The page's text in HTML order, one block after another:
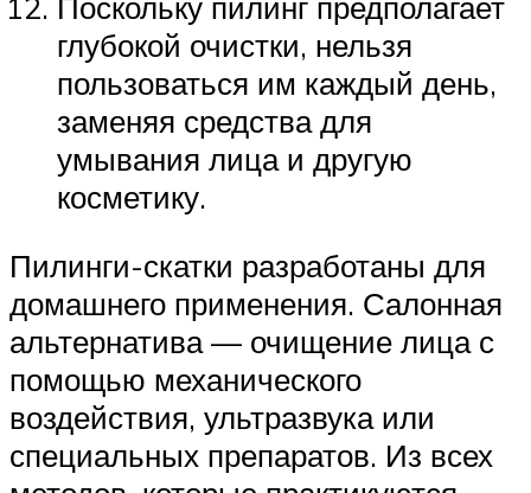
глубокой очистки, нельзя
пользоваться им каждый день,
заменяя средства для
умывания лица и другую
косметику.
Пилинги-скатки разработаны для
домашнего применения. Салонная
альтернатива — очищение лица с
помощью механического
воздействия, ультразвука или
специальных препаратов. Из всех